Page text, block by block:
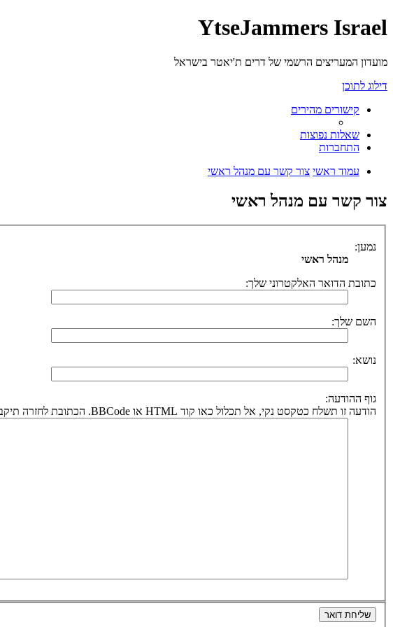
YtseJammers Israel
מועדון המעריצים הרשמי של דרים ת'יאטר בישראל
דילוג לתוכן
קישורים מהירים
שאלות נפוצות
התחברות
עמוד ראשי צור קשר עם מנהל ראשי
צור קשר עם מנהל ראשי
נמען:
מנהל ראשי
כתובת הדואר האלקטרוני שלך:
השם שלך:
נושא:
גוף ההודעה:
הודעה זו תשלח כטקסט נקי, אל תכלול כאו קוד HTML או BBCode. הכתובת לחזרה תיקבע על פי כתובת הדואר אלקטרוני שלך.